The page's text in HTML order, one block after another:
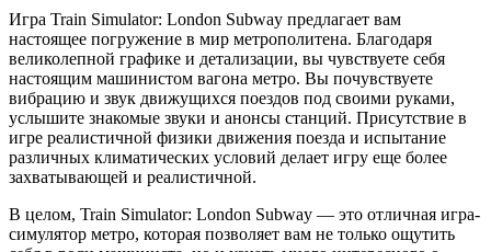
Игра Train Simulator: London Subway предлагает вам
настоящее погружение в мир метрополитена. Благодаря
великолепной графике и детализации, вы чувствуете себя
настоящим машинистом вагона метро. Вы почувствуете
вибрацию и звук движущихся поездов под своими руками,
услышите знакомые звуки и анонсы станций. Присутствие в
игре реалистичной физики движения поезда и испытание
различных климатических условий делает игру еще более
захватывающей и реалистичной.
В целом, Train Simulator: London Subway — это отличная игра-
симулятор метро, которая позволяет вам не только ощутить